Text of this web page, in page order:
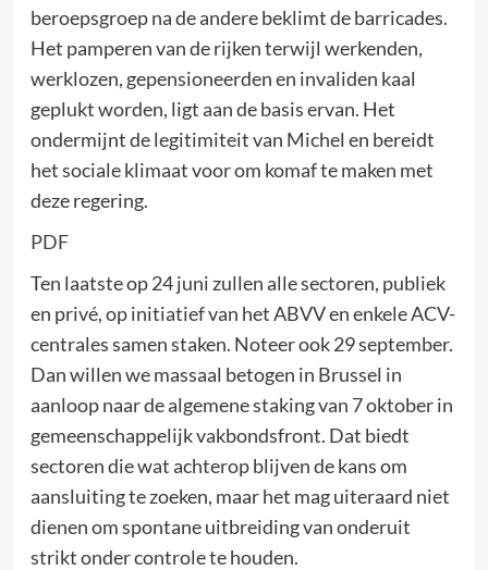
beroepsgroep na de andere beklimt de barricades.
Het pamperen van de rijken terwijl werkenden,
werklozen, gepensioneerden en invaliden kaal
geplukt worden, ligt aan de basis ervan. Het
ondermijnt de legitimiteit van Michel en bereidt
het sociale klimaat voor om komaf te maken met
deze regering.
PDF
Ten laatste op 24 juni zullen alle sectoren, publiek
en privé, op initiatief van het ABVV en enkele ACV-
centrales samen staken. Noteer ook 29 september.
Dan willen we massaal betogen in Brussel in
aanloop naar de algemene staking van 7 oktober in
gemeenschappelijk vakbondsfront. Dat biedt
sectoren die wat achterop blijven de kans om
aansluiting te zoeken, maar het mag uiteraard niet
dienen om spontane uitbreiding van onderuit
strikt onder controle te houden.